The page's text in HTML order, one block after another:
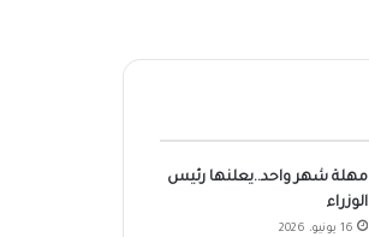
مهلة شهر واحد..يعلنها رئيس
الوزراء
16 يونيو، 2026